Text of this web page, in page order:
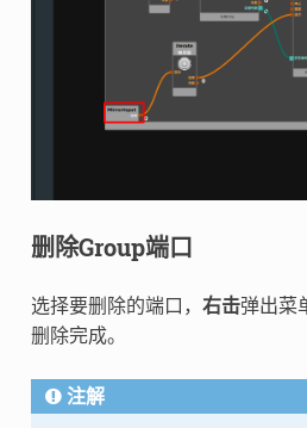
删除Group端口
选择要删除的端口， 右击弹出菜
删除完成。
注解